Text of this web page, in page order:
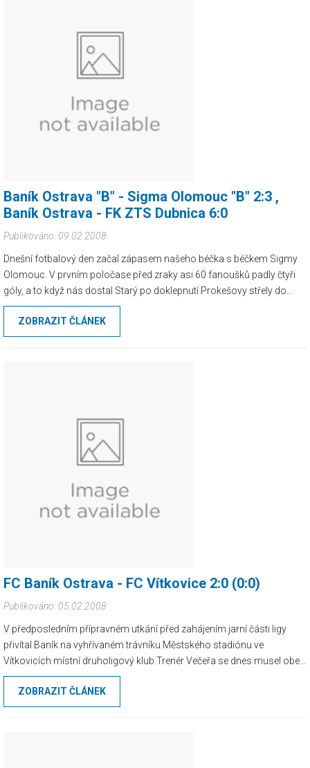
Baník Ostrava "B" - Sigma Olomouc "B" 2:3 ,
Baník Ostrava - FK ZTS Dubnica 6:0
Publikováno: 09.02.2008
Dnešní fotbalový den začal zápasem našeho béčka s béčkem Sigmy
Olomouc. V prvním poločase před zraky asi 60 fanoušků padly čtyři
góly, a to když nás dostal Starý po doklepnutí Prokešovy střely do
vedení, následně hosté srovnali, poté nás Prokeš dostal do vedení,
které jsme neudrželi a hosté opět srovnali, no jak zaseknutý pásek :-)
ZOBRAZIT ČLÁNEK
FC Baník Ostrava - FC Vítkovice 2:0 (0:0)
Publikováno: 05.02.2008
V předposledním přípravném utkání před zahájením jarní části ligy
přivítal Baník na vyhřívaném trávníku Městského stadiónu ve
Vítkovicích místní druholigový klub.Trenér Večeřa se dnes musel obejít
bez řady hráčů,kteří si plnili povinnosti v reprezentačním týmu do 21
let.V utkání ...
ZOBRAZIT ČLÁNEK